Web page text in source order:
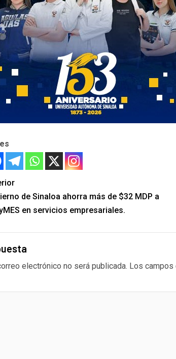
de Sinaloa ahorra más de $32 MDP a
en servicios empresariales.
electrónico no será publicada. Los campos